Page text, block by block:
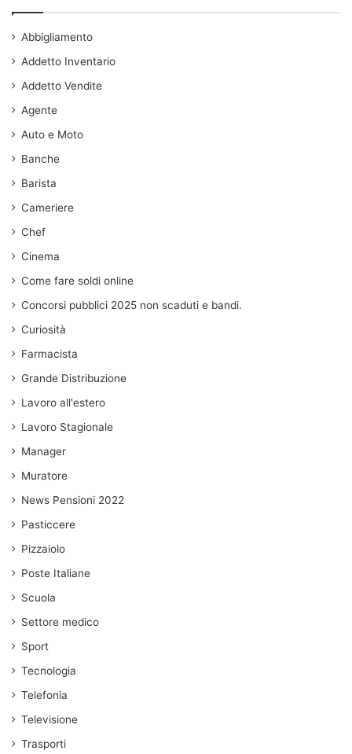
Abbigliamento
Addetto Inventario
Addetto Vendite
Agente
Auto e Moto
Banche
Barista
Cameriere
Chef
Cinema
Come fare soldi online
Concorsi pubblici 2025 non scaduti e bandi.
Curiosità
Farmacista
Grande Distribuzione
Lavoro all'estero
Lavoro Stagionale
Manager
Muratore
News Pensioni 2022
Pasticcere
Pizzaiolo
Poste Italiane
Scuola
Settore medico
Sport
Tecnologia
Telefonia
Televisione
Trasporti